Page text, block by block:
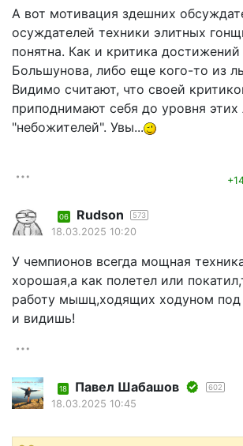
А вот мотивация здешних
осуждателей техники элитных
понятна. Как и критика достижений
Большунова, либо еще кого-то из
Видимо считают, что своей
приподнимают себя до уровня
"небожителей". Увы...
06 Rudson 573
18.03.2025 10:20
У чемпионов всегда мощная
хорошая,а как полетел или
работу мышц,ходящих ходуном
и видишь!
18 Павел Шабашов 602
18.03.2025 10:45